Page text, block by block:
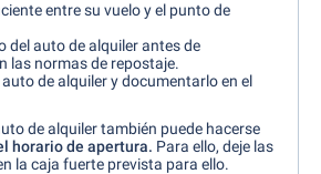
entre su vuelo y el punto de
del auto de alquiler antes de
las normas de repostaje.
de alquiler y documentarlo en el
de alquiler también puede hacerse
horario de apertura. Para ello, deje las
la caja fuerte prevista para ello.